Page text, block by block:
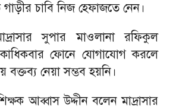
চাবি নিজ হেফাজতে নেন।
সুপার মাওলানা রফিকুল
ফোনে যোগাযোগ করলে
বক্তব্য নেয়া সম্ভব হয়নি।
আব্বাস উদ্দীন বলেন মাদ্রাসার